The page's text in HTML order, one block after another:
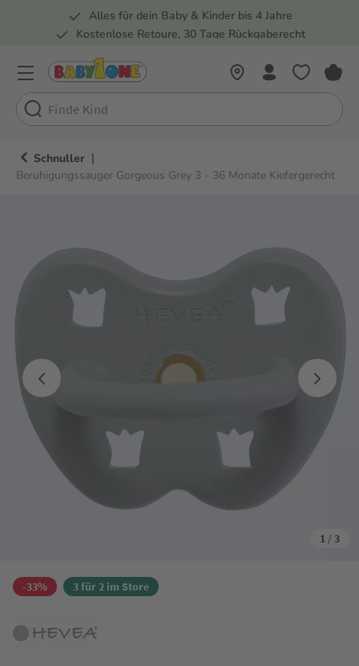
Zur Hauptnavigation springen
Alles für dein Baby & Kinder bis 4 Jahre
Kostenlose Retoure, 30 Tage Rückgaberecht
Schnuller |
Beruhigungssauger Gorgeous Grey 3 - 36 Monate Kiefergerecht
1 / 3
-33% 3 für 2 im Store